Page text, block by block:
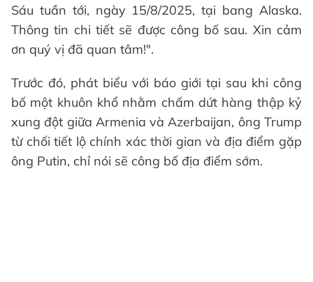
Sáu tuần tới, ngày 15/8/2025, tại bang Alaska.
Thông tin chi tiết sẽ được công bố sau. Xin cảm
ơn quý vị đã quan tâm!".
Trước đó, phát biểu với báo giới tại sau khi công
bố một khuôn khổ nhằm chấm dứt hàng thập kỷ
xung đột giữa Armenia và Azerbaijan, ông Trump
từ chối tiết lộ chính xác thời gian và địa điểm gặp
ông Putin, chỉ nói sẽ công bố địa điểm sớm.